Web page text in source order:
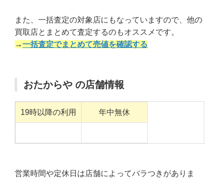
また、一括査定の対象店にもなっていますので、他の
買取店とまとめて査定するのもオススメです。
→一括査定でまとめて売値を確認する
おたからや の店舗情報
19時以降の利用 年中無休
営業時間や定休日は店舗によってバラつきがありま